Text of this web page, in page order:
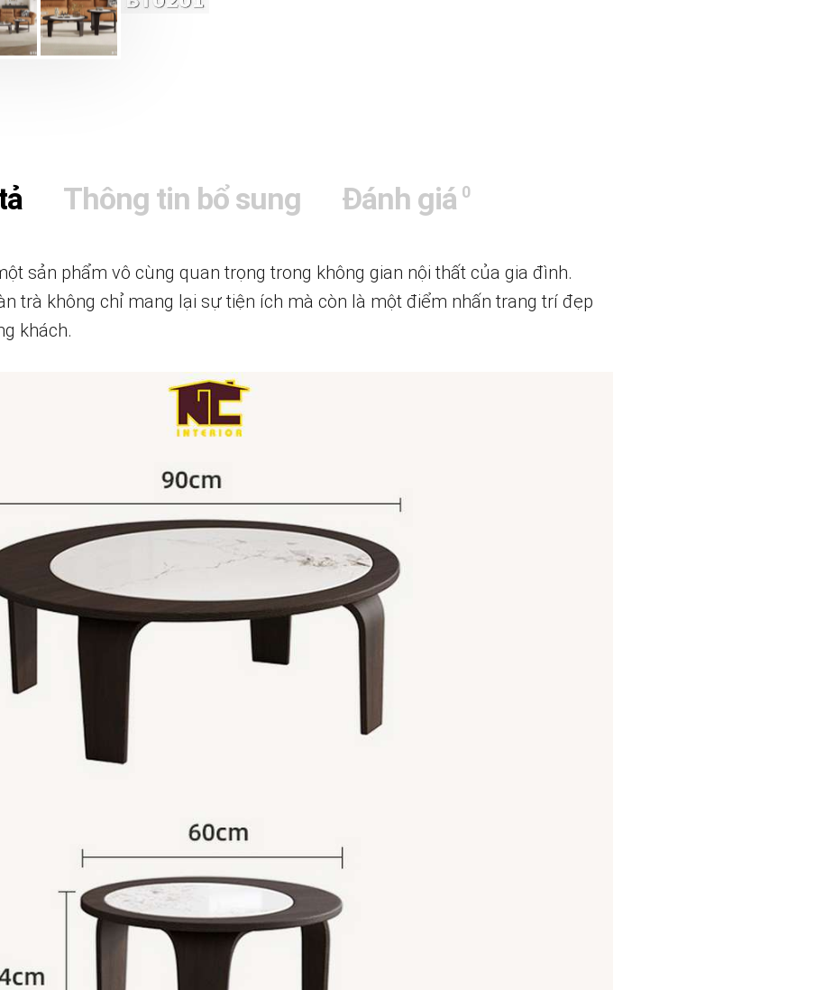
Thông tin bổ sung Đánh giá 0
sản phẩm vô cùng quan trọng trong không gian nội thất của gia đình.
trà không chỉ mang lại sự tiện ích mà còn là một điểm nhấn trang trí đẹp
khách.